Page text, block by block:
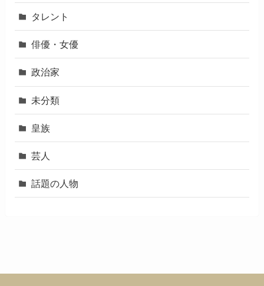
タレント
俳優・女優
政治家
未分類
皇族
芸人
話題の人物